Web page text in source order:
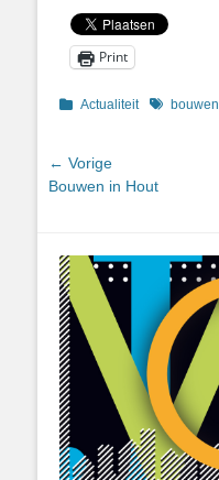
Print
Categorieën
Actualiteit Tagsbouwen
Bericht
navigatie
← Vorige
Vorig
Bouwen in Hout